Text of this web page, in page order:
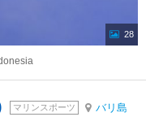
28
マリンスポーツ バリ島